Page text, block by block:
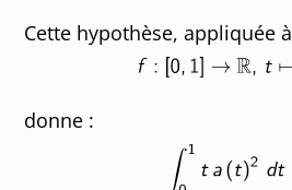
Cette hypothèse, appliquée à
donne :